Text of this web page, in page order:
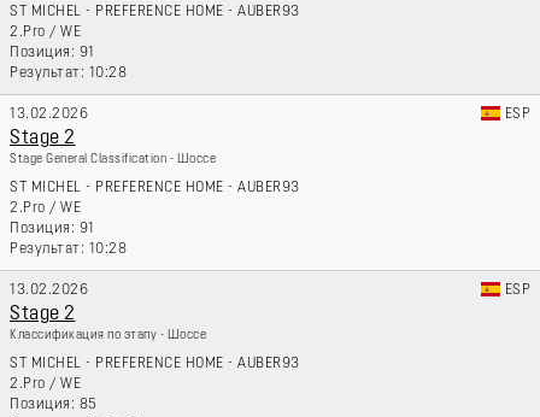
ST MICHEL - PREFERENCE HOME - AUBER93
2.Pro / WE
91
10:28
13.02.2026 ESP
Stage 2
Stage General Classification - Шоссе
ST MICHEL - PREFERENCE HOME - AUBER93
2.Pro / WE
91
10:28
13.02.2026 ESP
Stage 2
Классификация по этапу - Шоссе
ST MICHEL - PREFERENCE HOME - AUBER93
2.Pro / WE
85